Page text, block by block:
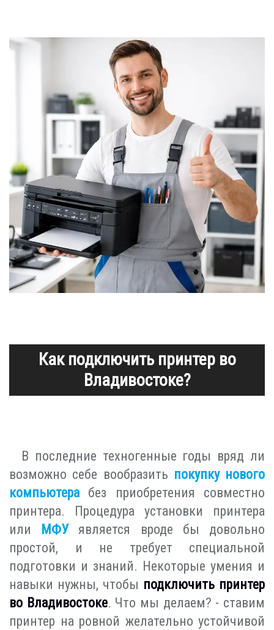
Как подключить принтер во
Владивостоке?
В последние техногенные годы вряд ли
возможно себе вообразить покупку нового
компьютерабез приобретения совместно
принтера. Процедура установки принтера
или
МФУявляется вроде бы довольно
простой, и не требует специальной
подготовки и знаний. Некоторые умения и
навыки нужны, чтобы подключить принтер
во Владивостоке. Что мы делаем? - ставим
принтер на ровной желательно устойчивой